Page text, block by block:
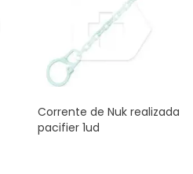
Corrente de Nuk realizada
pacifier 1ud